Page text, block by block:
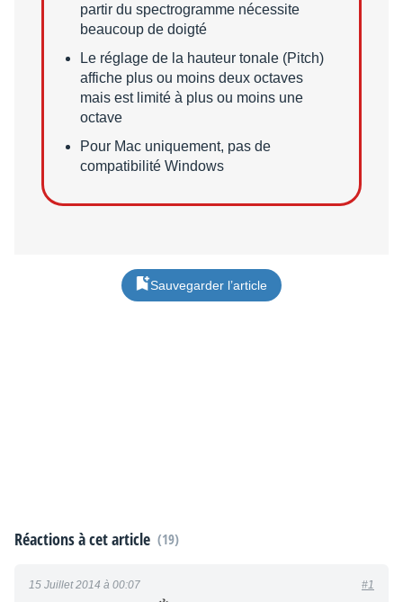
partir du spectrogramme nécessite
beaucoup de doigté
Le réglage de la hauteur tonale (Pitch)
affiche plus ou moins deux octaves
mais est limité à plus ou moins une
octave
Pour Mac uniquement, pas de
compatibilité Windows
Sauvegarder l’article
Réactions à cet article (19)
15 Juillet 2014 à 00:07 #1